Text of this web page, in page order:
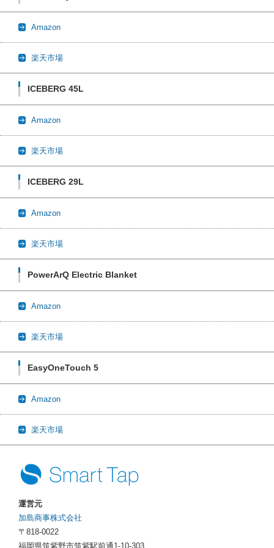
Amazon
楽天市場
ICEBERG 45L
Amazon
楽天市場
ICEBERG 29L
Amazon
楽天市場
PowerArQ Electric Blanket
Amazon
楽天市場
EasyOneTouch 5
Amazon
楽天市場
運営元
加島商事株式会社
〒818-0022
福岡県筑紫野市筑紫駅前通1-10-303